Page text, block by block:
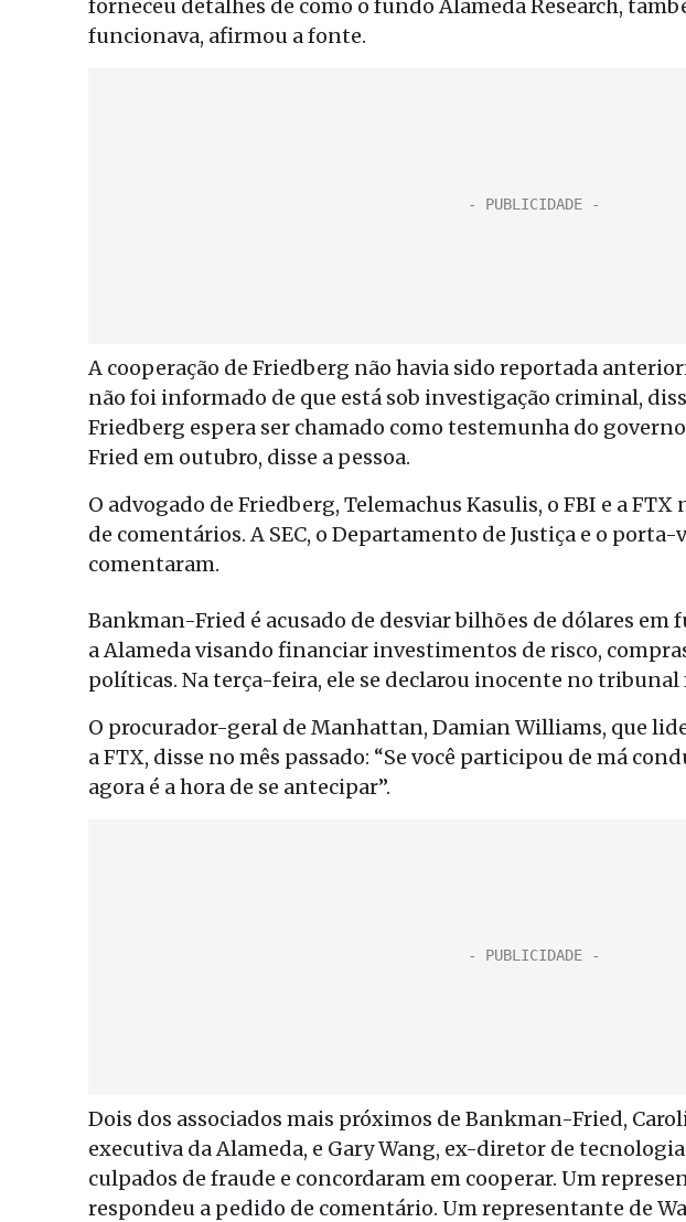
forneceu detalhes de como o fundo Alameda Research,
funcionava, afirmou a fonte.
A cooperação de Friedberg não havia sido reportada
não foi informado de que está sob investigação criminal,
Friedberg espera ser chamado como testemunha do
Fried em outubro, disse a pessoa.
O advogado de Friedberg, Telemachus Kasulis, o FBI e a
de comentários. A SEC, o Departamento de Justiça e o
comentaram.
Bankman-Fried é acusado de desviar bilhões de dólares em
a Alameda visando financiar investimentos de risco,
políticas. Na terça-feira, ele se declarou inocente no
O procurador-geral de Manhattan, Damian Williams, que
a FTX, disse no mês passado: “Se você participou de má
agora é a hora de se antecipar”.
Dois dos associados mais próximos de Bankman-Fried,
executiva da Alameda, e Gary Wang, ex-diretor de
culpados de fraude e concordaram em cooperar. Um
respondeu a pedido de comentário. Um representante de